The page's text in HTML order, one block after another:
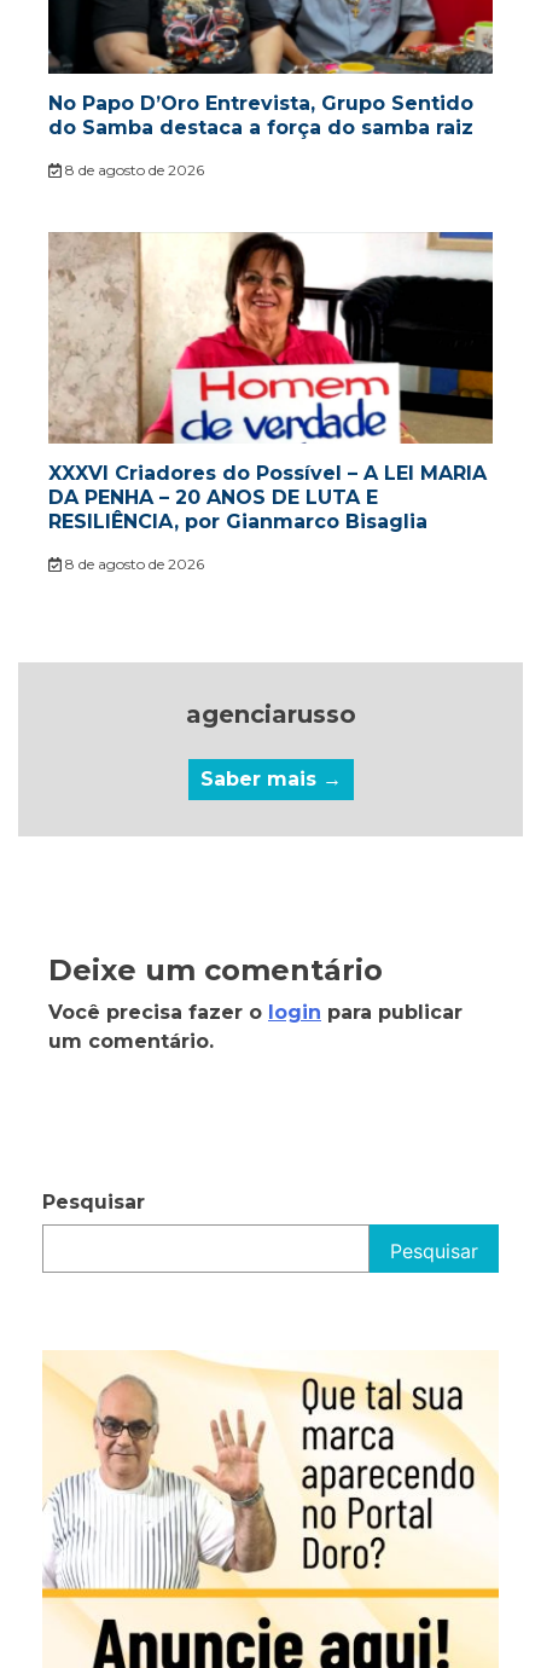
No Papo D’Oro Entrevista, Grupo Sentido
do Samba destaca a força do samba raiz
8 de agosto de 2026
XXXVI Criadores do Possível – A LEI MARIA
DA PENHA – 20 ANOS DE LUTA E
RESILIÊNCIA, por Gianmarco Bisaglia
8 de agosto de 2026
agenciarusso
Saber mais →
Deixe um comentário
Você precisa fazer o login para publicar
um comentário.
Pesquisar
Pesquisar